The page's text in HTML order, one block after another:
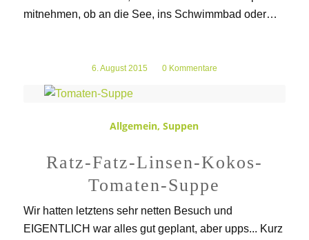
mitnehmen, ob an die See, ins Schwimmbad oder…
6. August 2015
/ 0 Kommentare
Allgemein,Suppen
Ratz-Fatz-Linsen-Kokos-
Tomaten-Suppe
Wir hatten letztens sehr netten Besuch und
EIGENTLICH war alles gut geplant, aber upps... Kurz